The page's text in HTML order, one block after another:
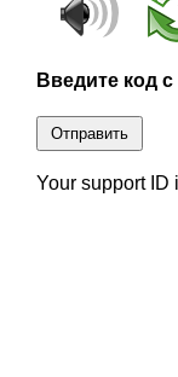
Введите код с
Отправить
Your support ID